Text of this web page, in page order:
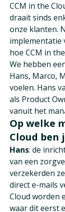
CCM in the
draait sinds
onze klanten.
implementatie
hoe CCM in
We hebben
Hans, Marco,
voelen. Hans
als Product
vanuit het
Op welke
Cloud ben
Hans: de
van een
verzekerden
direct e-mails
Cloud worden
waar dit eerst